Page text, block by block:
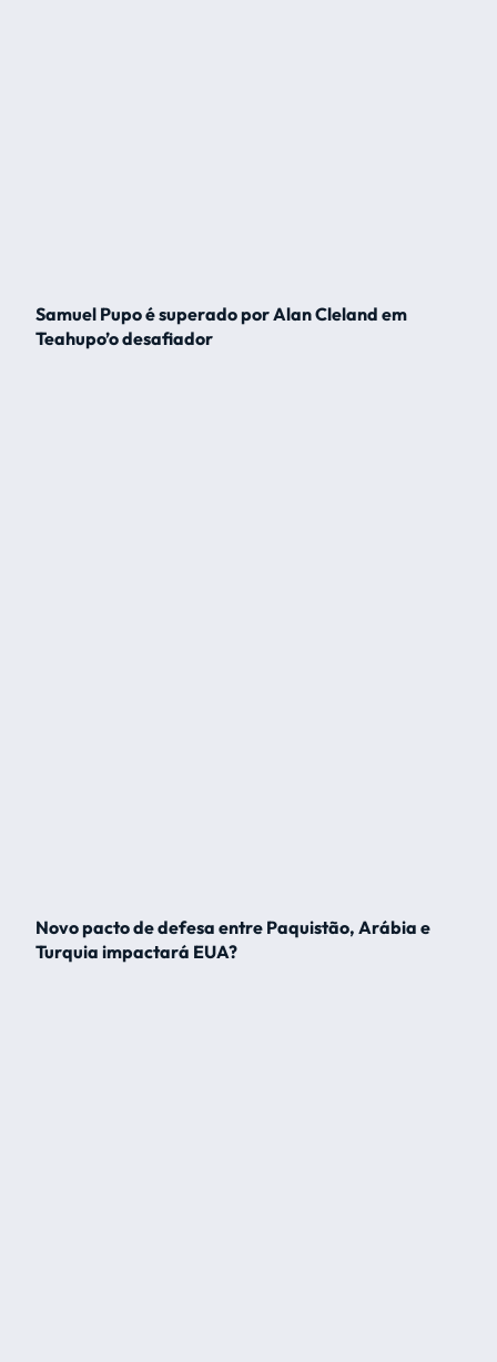
Samuel Pupo é superado por Alan Cleland em
Teahupo’o desafiador
Novo pacto de defesa entre Paquistão, Arábia e
Turquia impactará EUA?